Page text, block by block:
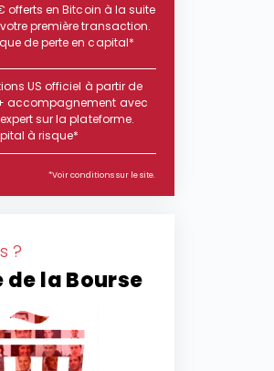
offerts en Bitcoin à la suite
première transaction.
de perte en capital*
US officiel à partir de
accompagnement avec
sur la plateforme.
à risque*
*Voir conditions sur le site.
?
la Bourse